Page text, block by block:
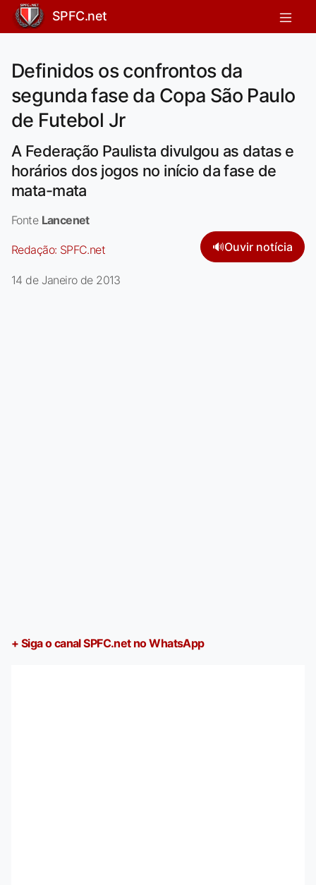
SPFC.net
Definidos os confrontos da
segunda fase da Copa São Paulo
de Futebol Jr
A Federação Paulista divulgou as datas e
horários dos jogos no início da fase de
mata-mata
Fonte Lancenet
Redação: SPFC.net 🔊Ouvir notícia
14 de Janeiro de 2013
+ Siga o canal SPFC.net no WhatsApp